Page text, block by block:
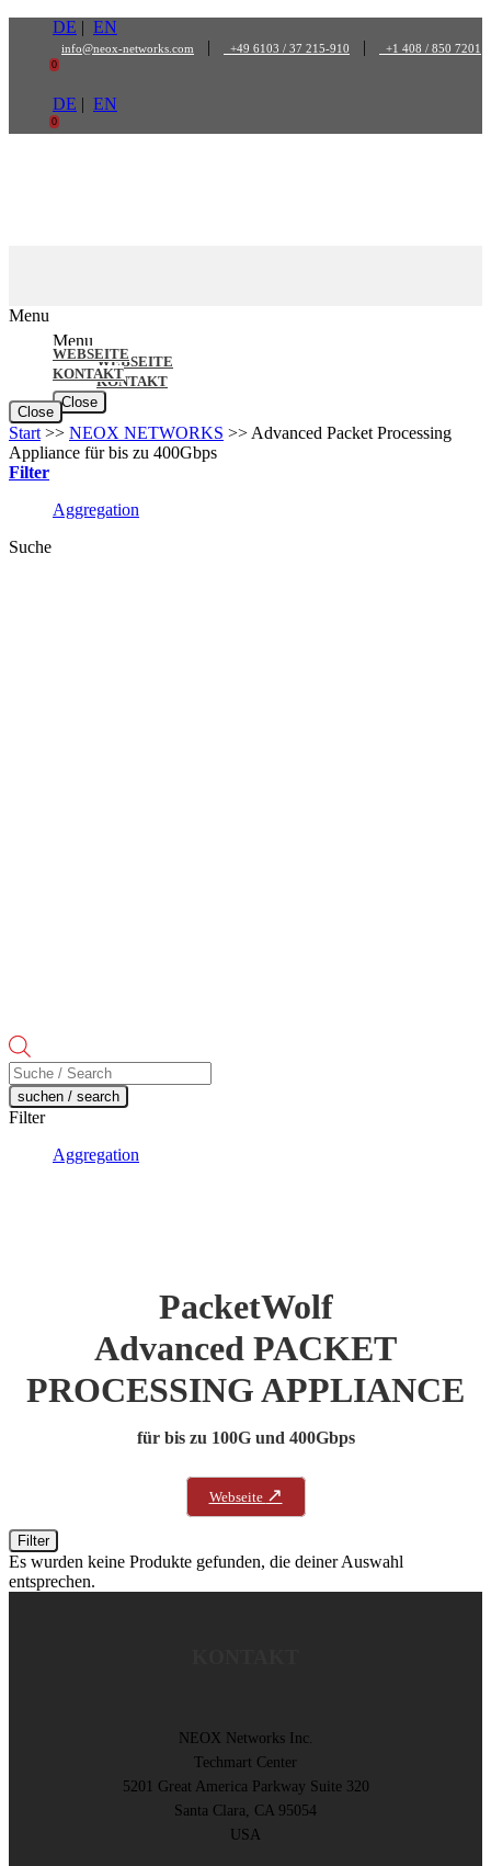
springen
DE | EN
info@neox-networks.com | +49 6103 / 37 215-910 | +1 408 / 850 7201
0
DE | EN
0
Menu
WEBSEITE
KONTAKT
Close
Menu
WEBSEITE
KONTAKT
Close
Start >> NEOX NETWORKS >> Advanced Packet Processing
Appliance für bis zu 400Gbps
Filter
Aggregation
Suche
Products
search
suchen / search
Filter
Aggregation
PacketWolf
Advanced PACKET
PROCESSING APPLIANCE
für bis zu 100G und 400Gbps
Webseite ↗
Filter
Es wurden keine Produkte gefunden, die deiner Auswahl
entsprechen.
NEOX Networks Inc.
Techmart Center
5201 Great America Parkway Suite 320
Santa Clara, CA 95054
USA